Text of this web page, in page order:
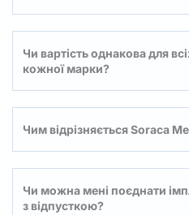
Чи вартість однакова для
кожної марки?
Чим відрізняється Soraca
Чи можна мені поєднати
з відпусткою?